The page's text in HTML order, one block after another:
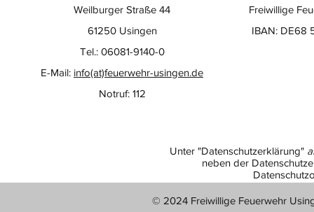
Freiwillige
IBAN: DE68
Weilburger Straße 44
61250 Usingen
Tel.: 06081-9140-0
E-Mail: info(at)feuerwehr-usingen.de
Notruf: 112
Unter "Datenschutzerklärung"
neben der
© 2024 Freiwillige Feuerwehr